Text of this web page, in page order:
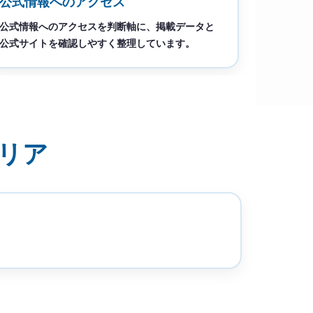
公式情報へのアクセスを判断軸に、掲載データと
公式サイトを確認しやすく整理しています。
ア